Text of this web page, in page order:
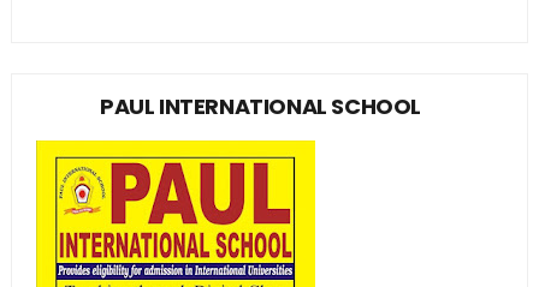
PAUL INTERNATIONAL SCHOOL